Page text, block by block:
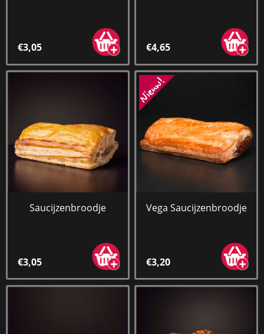
€3,05 €4,65
Saucijzenbroodje
€3,05
Vega Saucijzenbroodje
€3,20